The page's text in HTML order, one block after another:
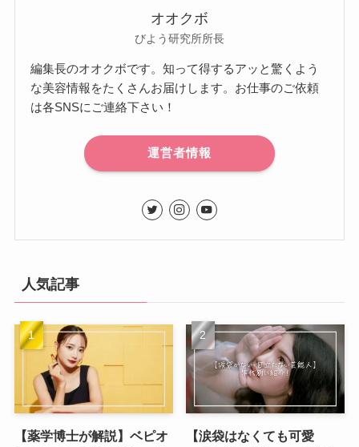
オオクボ
びよう研究所所長
編集長のオオクボです。知って得するアッと驚くよう
な美容情報をたくさんお届けします。お仕事のご依頼
は各SNSにご連絡下さい！
運営者情報
人気記事
【薬学博士が解説】ベピオ
【涙袋はなくても可愛